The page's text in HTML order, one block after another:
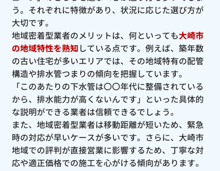
う。それぞれに特徴があり、状況に応じた選び方が
大切です。
地域密着型業者のメリットは、何といっても大崎市
の地域特性を熟知している点です。例えば、築年数
の古い住宅が多いエリアでは、その地域特有の配管
構造や排水管つまりの傾向を把握しています。
「このあたりの下水管は〇〇年代に整備されている
から、排水能力が高くないんです」といった具体的
な説明ができる業者は信頼できるでしょう。
また、地域密着型業者は移動距離が短いため、緊急
時の対応が早いケースが多いです。さらに、大崎市
地域での評判が直接営業に影響するため、丁寧な対
応や適正価格での施工を心がける傾向があります。